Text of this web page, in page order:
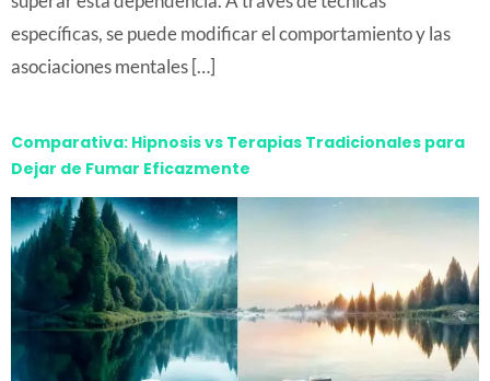
específicas, se puede modificar el comportamiento y las
asociaciones mentales […]
Comparativa: Hipnosis vs Terapias Tradicionales para
Dejar de Fumar Eficazmente